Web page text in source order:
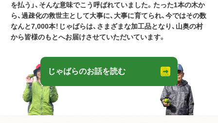
を払う」、そんな意味でこう呼ばれていました。たった1本の木か
ら、過疎化の救世主として大事に、大事に育てられ、今ではその数
なんと7,000本！じゃばらは、さまざまな加工品となり、山奥の村
から皆様のもとへお届けさせていただいています。
じゃばらのお話を読む